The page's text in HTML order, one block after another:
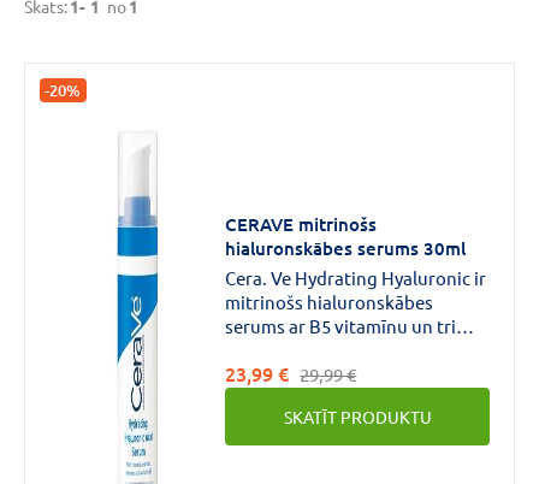
Sejas
kopšana
(1)
€ līdz €
Skats:1- 1 no1
-20%
CERAVE mitrinošs
hialuronskābes serums 30ml
Cera. Ve Hydrating Hyaluronic ir
mitrinošs hialuronskābes
serums ar B5 vitamīnu un trim
palīdz saistīt mitrumu ar ādas
virsmu, izlīdzinot to un
nodrošinot mitrināšanu līdz pat
24 stundām, vienlaikus palīdzot
23,99 € 29,99 €
SKATĪT PRODUKTU